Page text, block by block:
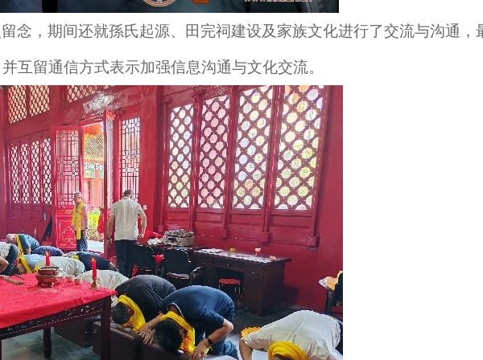
念 ，期间还就孫氏起源、田完祠建设及家族文化进行了交流与沟通，
互留通信方式表示加强信息沟通与文化交流。